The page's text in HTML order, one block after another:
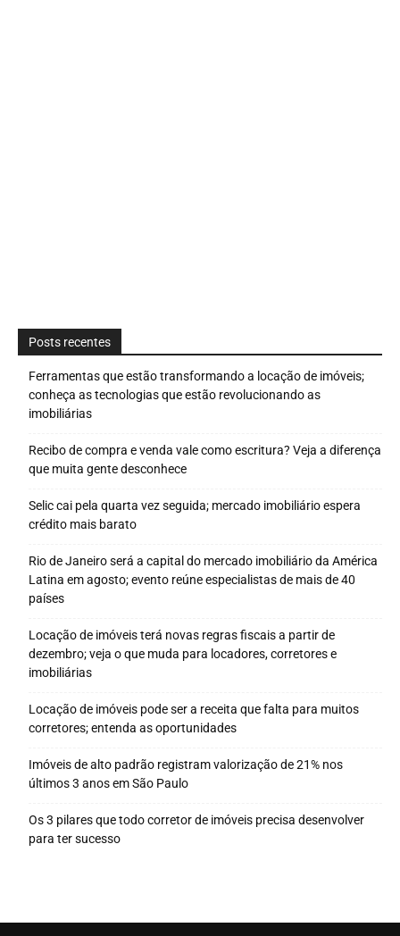
Posts recentes
Ferramentas que estão transformando a locação de imóveis;
conheça as tecnologias que estão revolucionando as
imobiliárias
Recibo de compra e venda vale como escritura? Veja a diferença
que muita gente desconhece
Selic cai pela quarta vez seguida; mercado imobiliário espera
crédito mais barato
Rio de Janeiro será a capital do mercado imobiliário da América
Latina em agosto; evento reúne especialistas de mais de 40
países
Locação de imóveis terá novas regras fiscais a partir de
dezembro; veja o que muda para locadores, corretores e
imobiliárias
Locação de imóveis pode ser a receita que falta para muitos
corretores; entenda as oportunidades
Imóveis de alto padrão registram valorização de 21% nos
últimos 3 anos em São Paulo
Os 3 pilares que todo corretor de imóveis precisa desenvolver
para ter sucesso